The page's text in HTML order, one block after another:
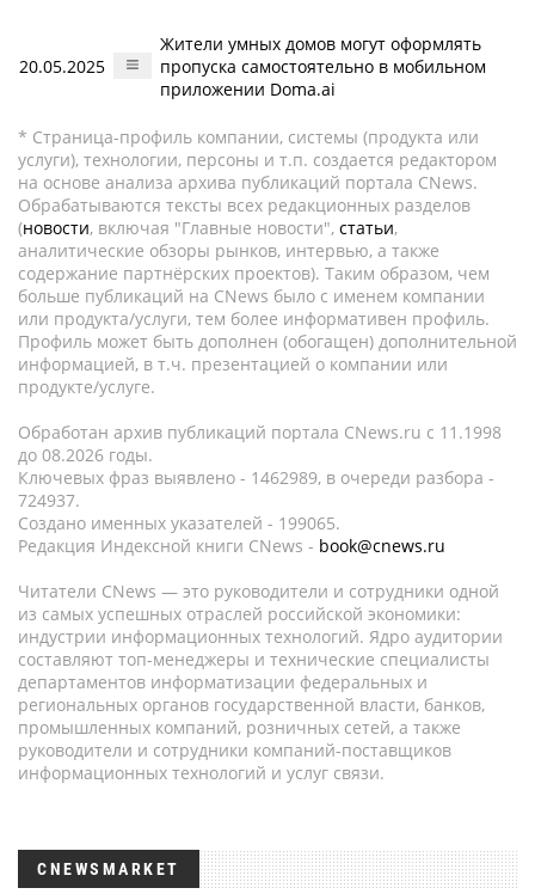
20.05.2025
Жители умных домов могут оформлять
пропуска самостоятельно в мобильном
приложении Doma.ai
* Страница-профиль компании, системы (продукта или
услуги), технологии, персоны и т.п. создается редактором
на основе анализа архива публикаций портала CNews.
Обрабатываются тексты всех редакционных разделов
(новости, включая "Главные новости", статьи,
аналитические обзоры рынков, интервью, а также
содержание партнёрских проектов). Таким образом, чем
больше публикаций на CNews было с именем компании
или продукта/услуги, тем более информативен профиль.
Профиль может быть дополнен (обогащен) дополнительной
информацией, в т.ч. презентацией о компании или
продукте/услуге.
Обработан архив публикаций портала CNews.ru c 11.1998
до 08.2026 годы.
Ключевых фраз выявлено - 1462989, в очереди разбора -
724937.
Создано именных указателей - 199065.
Редакция Индексной книги CNews - book@cnews.ru
Читатели CNews — это руководители и сотрудники одной
из самых успешных отраслей российской экономики:
индустрии информационных технологий. Ядро аудитории
составляют топ-менеджеры и технические специалисты
департаментов информатизации федеральных и
региональных органов государственной власти, банков,
промышленных компаний, розничных сетей, а также
руководители и сотрудники компаний-поставщиков
информационных технологий и услуг связи.
CNEWSMARKET